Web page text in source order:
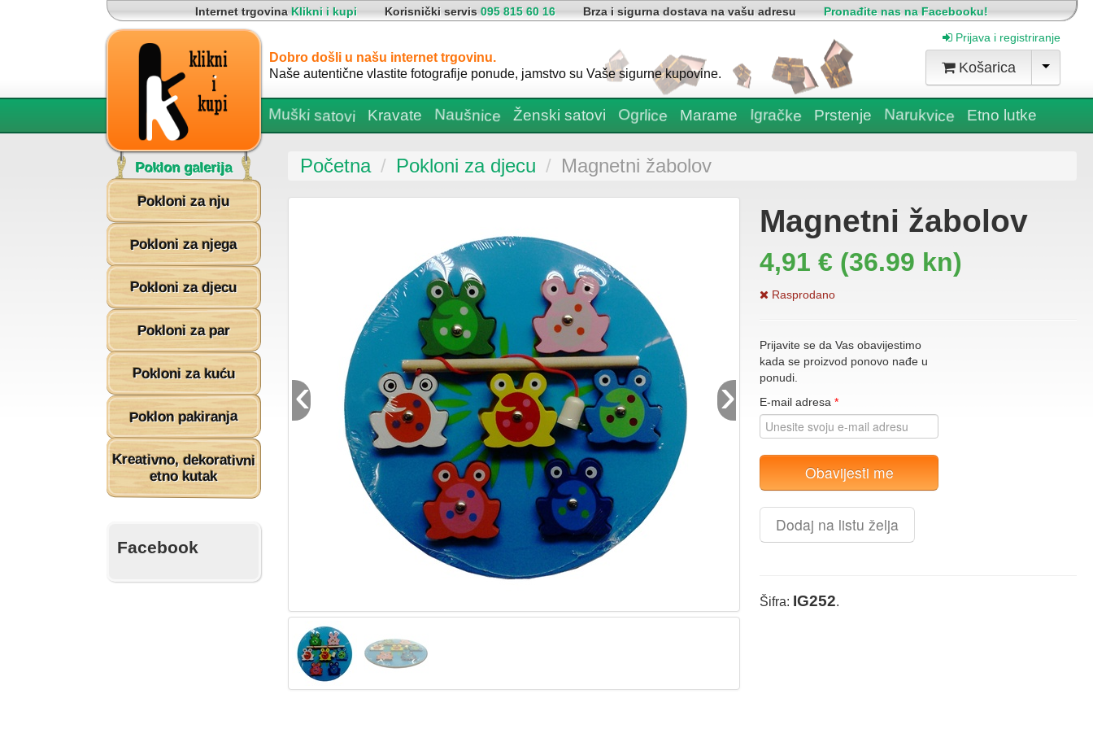
Internet trgovina Klikni i kupi Korisnički servis095 815 60 16 Brza i sigurna dostava na vašu adresu Pronađite nas na Facebooku!
Muški satovi Kravate Naušnice Ženski satovi Ogrlice Marame Igračke Prstenje Narukvice Etno lutke
Dobro došli u našu internet trgovinu.
Naše autentične vlastite fotografije ponude, jamstvo su Vaše sigurne kupovine.
Poklon galerija
Pokloni za nju
Pokloni za njega
Pokloni za djecu
Pokloni za par
Pokloni za kuću
Poklon pakiranja
Kreativno, dekorativni
etno kutak
Facebook
Početna / Pokloni za djecu / Magnetni žabolov
‹ ›
Magnetni žabolov
4,91 € (36.99 kn)
Rasprodano
Prijavite se da Vas obavijestimo
kada se proizvod ponovo nađe u
ponudi.
E-mail adresa*
Obavijesti me
Dodaj na listu želja
Šifra: IG252.
Prijava i registriranje
Košarica